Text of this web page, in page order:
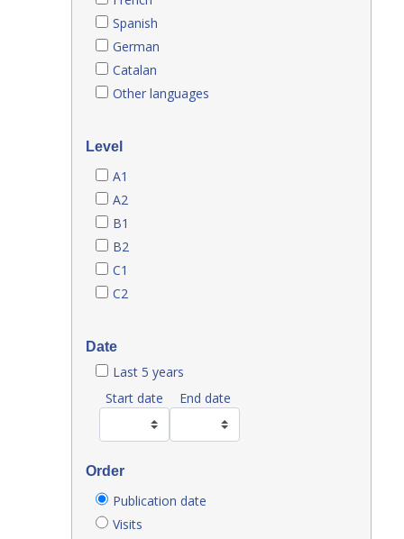
Spanish
German
Catalan
Other languages
Level
A1
A2
B1
B2
C1
C2
Date
Last 5 years
Start date
End date
Order
Publication date
Visits